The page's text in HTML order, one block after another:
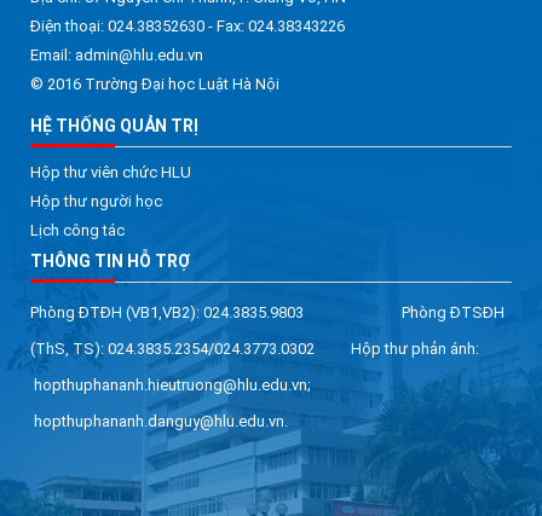
Điện thoại: 024.38352630 - Fax: 024.38343226
Email: admin@hlu.edu.vn
© 2016 Trường Đại học Luật Hà Nội
HỆ THỐNG QUẢN TRỊ
Hộp thư viên chức HLU
Hộp thư người học
Lịch công tác
THÔNG TIN HỖ TRỢ
Phòng ĐTĐH (VB1,VB2): 024.3835.9803 Phòng ĐTSĐH
(ThS, TS): 024.3835.2354/024.3773.0302 Hộp thư phản ánh:
hopthuphananh.hieutruong@hlu.edu.vn;
hopthuphananh.danguy@hlu.edu.vn.